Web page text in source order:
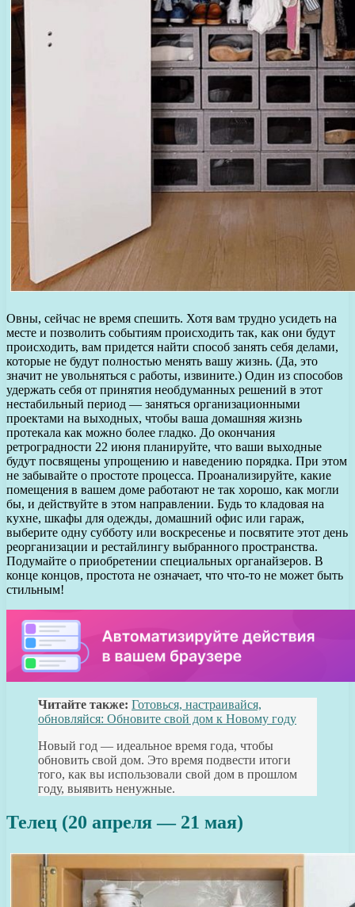
Овны, сейчас не время спешить. Хотя вам трудно усидеть на
месте и позволить событиям происходить так, как они будут
происходить, вам придется найти способ занять себя делами,
которые не будут полностью менять вашу жизнь. (Да, это
значит не увольняться с работы, извините.) Один из способов
удержать себя от принятия необдуманных решений в этот
нестабильный период — заняться организационными
проектами на выходных, чтобы ваша домашняя жизнь
протекала как можно более гладко. До окончания
ретроградности 22 июня планируйте, что ваши выходные
будут посвящены упрощению и наведению порядка. При этом
не забывайте о простоте процесса. Проанализируйте, какие
помещения в вашем доме работают не так хорошо, как могли
бы, и действуйте в этом направлении. Будь то кладовая на
кухне, шкафы для одежды, домашний офис или гараж,
выберите одну субботу или воскресенье и посвятите этот день
реорганизации и рестайлингу выбранного пространства.
Подумайте о приобретении специальных органайзеров. В
конце концов, простота не означает, что что-то не может быть
стильным!
Читайте также: Готовься, настраивайся,
обновляйся: Обновите свой дом к Новому году
Новый год — идеальное время года, чтобы
обновить свой дом. Это время подвести итоги
того, как вы использовали свой дом в прошлом
году, выявить ненужные.
Телец (20 апреля — 21 мая)